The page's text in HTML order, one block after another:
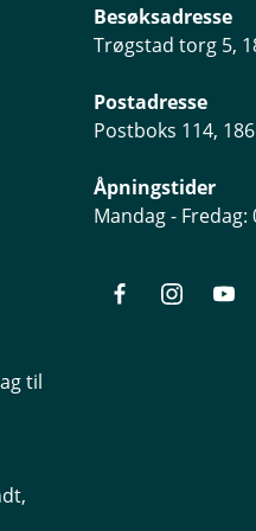
som er
om fondenes
til
Besøksadresse
Trøgstad torg 5,
Postadresse
Postboks 114,
Åpningstider
Mandag - Fredag: